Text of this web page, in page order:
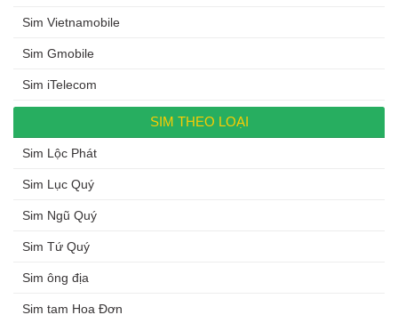
Sim Vietnamobile
Sim Gmobile
Sim iTelecom
SIM THEO LOẠI
Sim Lộc Phát
Sim Lục Quý
Sim Ngũ Quý
Sim Tứ Quý
Sim ông địa
Sim tam Hoa Đơn